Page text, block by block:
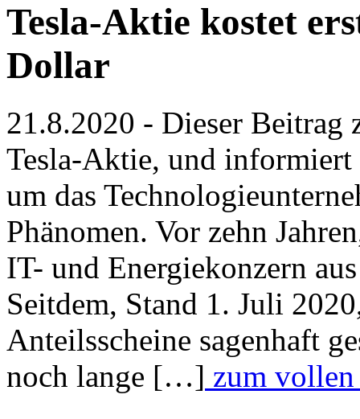
Tesla-Aktie kostet
Dollar
21.8.2020 - Dieser
Tesla-Aktie, und informiert
um das
Phänomen. Vor zehn
IT- und Energiekonzern
Seitdem, Stand 1. Juli
Anteilsscheine sagenhaft
noch lange […] zum